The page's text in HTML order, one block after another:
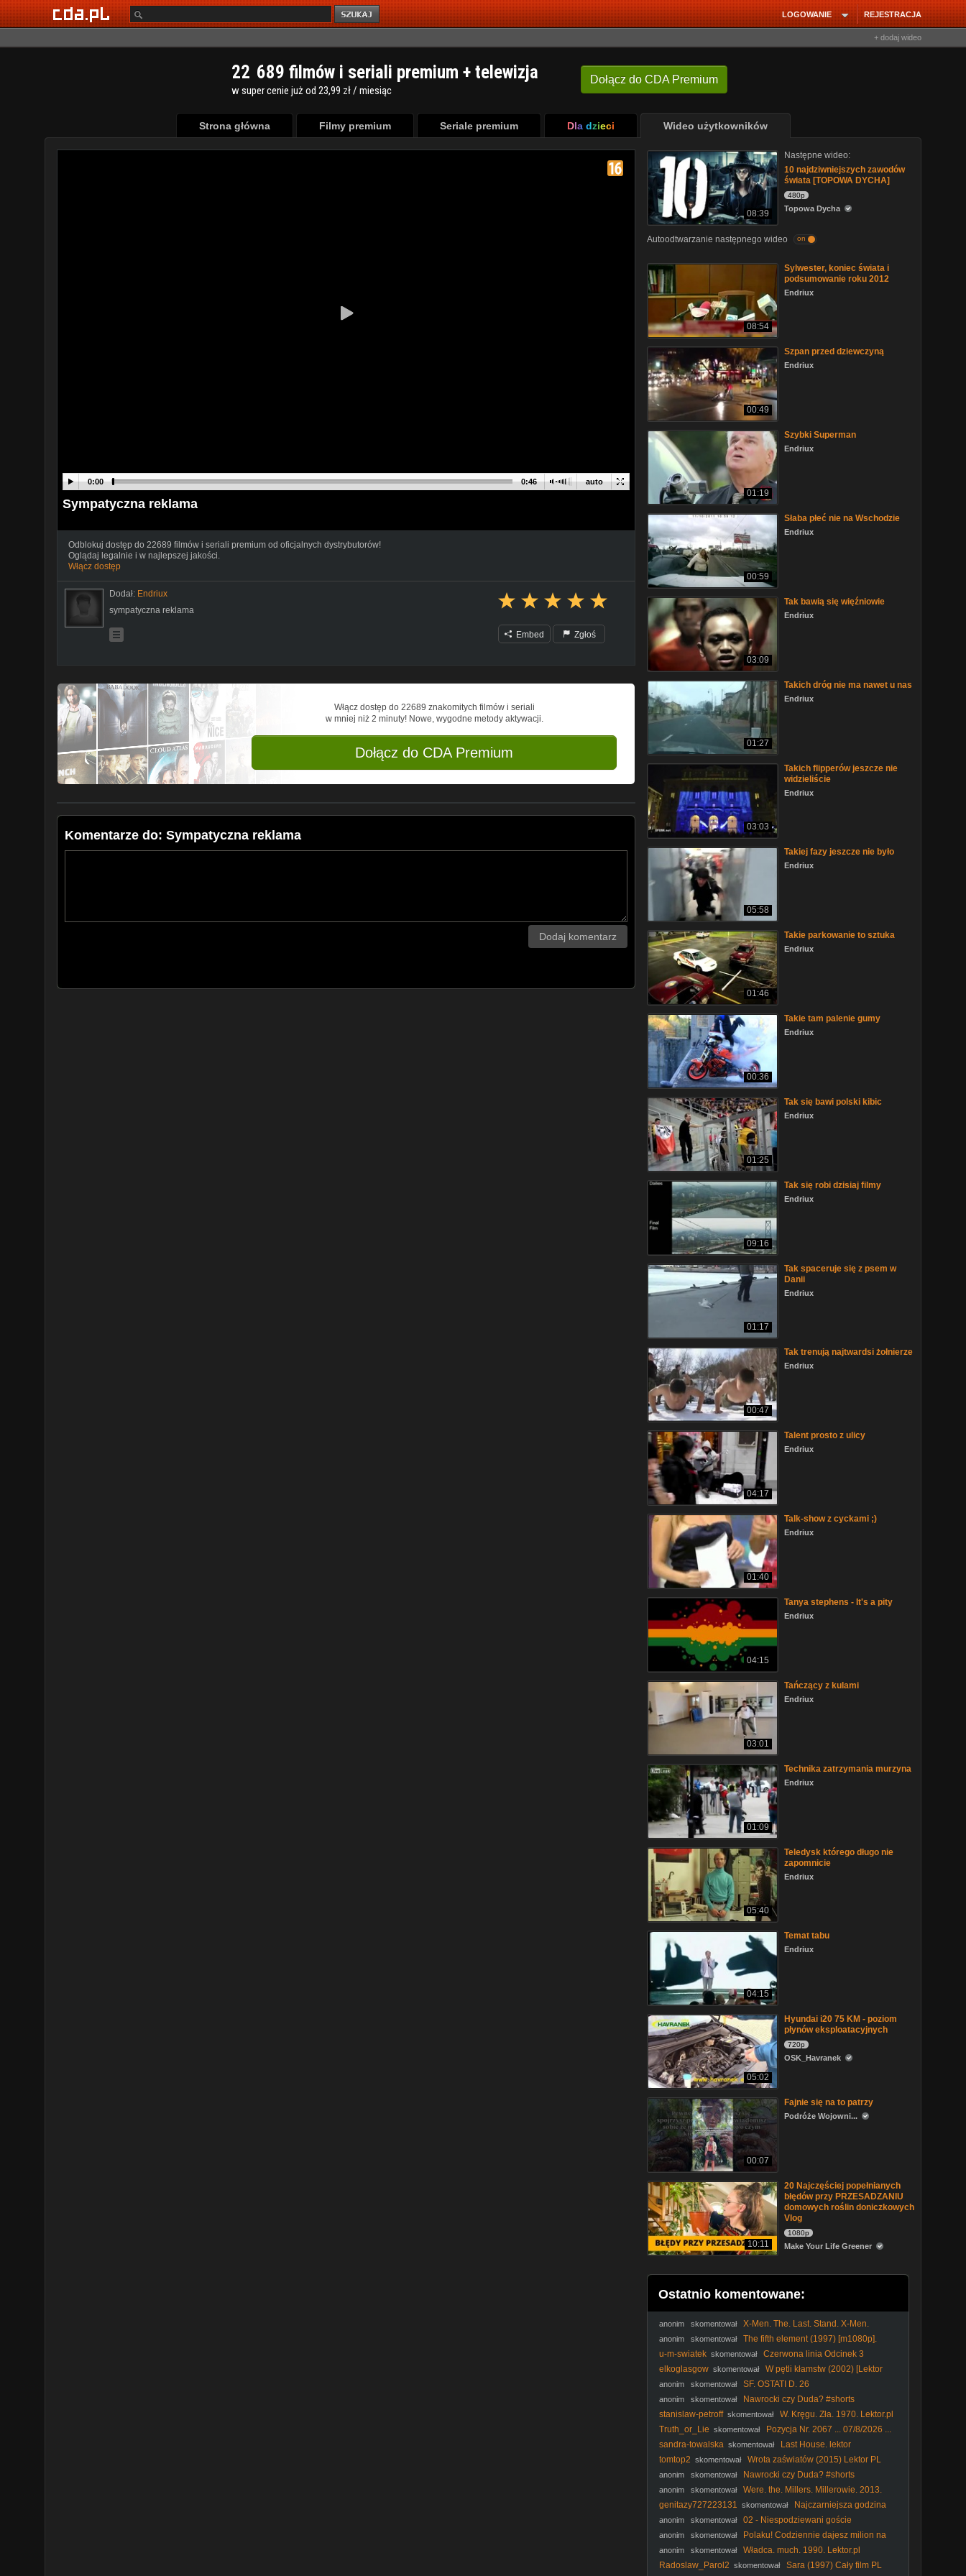
REJESTRACJA
LOGOWANIE
+ dodaj wideo
Dołącz do CDA Premium
22 689 filmów i seriali premium + telewizja
w super cenie już od 23,99 zł / miesiąc
Strona główna Filmy premium Seriale premium Dla dzieci Wideo użytkowników
auto
0:00 0:46
Sympatyczna reklama
Odblokuj dostęp do 22689 filmów i seriali premium od oficjalnych dystrybutorów!
Oglądaj legalnie i w najlepszej jakości.
Włącz dostęp
Dodał: Endriux
sympatyczna reklama
Embed Zgłoś
Włącz dostęp do 22689 znakomitych filmów i seriali
w mniej niż 2 minuty! Nowe, wygodne metody aktywacji.
Dołącz do CDA Premium
Komentarze do: Sympatyczna reklama
Dodaj komentarz
08:39
Następne wideo:
10 najdziwniejszych zawodów
świata [TOPOWA DYCHA]
480p
Topowa Dycha
Autoodtwarzanie następnego wideo on
08:54
Sylwester, koniec świata i
podsumowanie roku 2012
Endriux
00:49
Szpan przed dziewczyną
Endriux
01:19
Szybki Superman
Endriux
00:59
Słaba płeć nie na Wschodzie
Endriux
03:09
Tak bawią się więźniowie
Endriux
01:27
Takich dróg nie ma nawet u nas
Endriux
03:03
Takich flipperów jeszcze nie
widzieliście
Endriux
05:58
Takiej fazy jeszcze nie było
Endriux
01:46
Takie parkowanie to sztuka
Endriux
00:36
Takie tam palenie gumy
Endriux
01:25
Tak się bawi polski kibic
Endriux
09:16
Tak się robi dzisiaj filmy
Endriux
01:17
Tak spaceruje się z psem w
Danii
Endriux
00:47
Tak trenują najtwardsi żołnierze
Endriux
04:17
Talent prosto z ulicy
Endriux
01:40
Talk-show z cyckami ;)
Endriux
04:15
Tanya stephens - It's a pity
Endriux
03:01
Tańczący z kulami
Endriux
01:09
Technika zatrzymania murzyna
Endriux
05:40
Teledysk którego długo nie
zapomnicie
Endriux
04:15
Temat tabu
Endriux
05:02
Hyundai i20 75 KM - poziom
płynów eksploatacyjnych
720p
OSK_Havranek
00:07
Fajnie się na to patrzy
Podróże Wojowni...
10:11
20 Najczęściej popełnianych
błędów przy PRZESADZANIU
domowych roślin doniczkowych
Vlog
1080p
Make Your Life Greener
Ostatnio komentowane:
anonim skomentował
X-Men. The. Last. Stand. X-Men.
Ostatni. bastion. 2006. Lektor.pl
anonim skomentował
The fifth element (1997) [m1080p].
u-m-swiatek skomentował
Czerwona linia Odcinek 3
elkoglasgow skomentował
W pętli kłamstw (2002) [Lektor
PL] - Cypher
anonim skomentował SF. OSTATI D. 26
anonim skomentował
Nawrocki czy Duda? #shorts
stanislaw-petroff skomentował
W. Kręgu. Zła. 1970. Lektor.pl
Truth_or_Lie skomentował
Pozycja Nr. 2067 ... 07/8/2026 ...
sandra-towalska skomentował
Last House. lektor
tomtop2 skomentował Wrota zaświatów (2015) Lektor PL
anonim skomentował Nawrocki czy Duda? #shorts
anonim skomentował
Were. the. Millers. Millerowie. 2013.
Lektor.pl
genitazy727223131 skomentował
Najczarniejsza godzina
(2011) Lektor PL
anonim skomentował 02 - Niespodziewani goście
anonim skomentował
Polaku! Codziennie dajesz milion na
KUL #Lublin #KUL #podatki #pieniądze #kradzież
anonim skomentował
Władca. much. 1990. Lektor.pl
Radoslaw_Parol2 skomentował
Sara (1997) Cały film PL